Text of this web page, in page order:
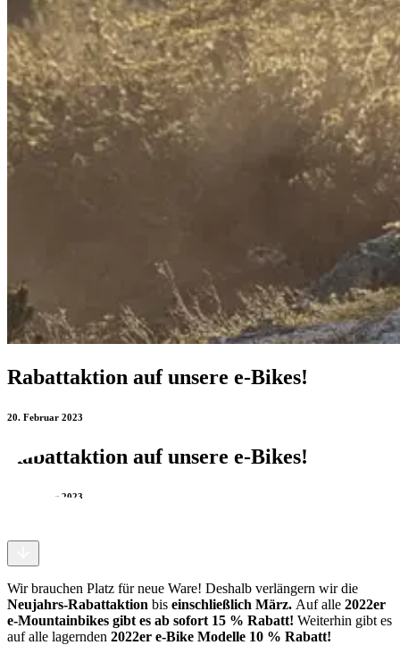
Rabattaktion auf unsere e-Bikes!
20. Februar 2023
Rabattaktion auf unsere e-Bikes!
20. Februar 2023
Wir brauchen Platz für neue Ware! Deshalb verlängern wir die
Neujahrs-Rabattaktion bis einschließlich März. Auf alle 2022er
e-Mountainbikes gibt es ab sofort 15 % Rabatt! Weiterhin gibt es
auf alle lagernden 2022er e-Bike Modelle 10 % Rabatt!